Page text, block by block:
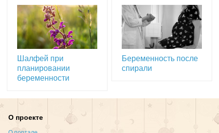
Шалфей при
планировании
беременности
Беременность после
спирали
О проекте